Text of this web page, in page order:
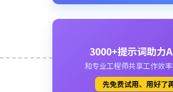
3000+提示词助力
和专业工程师共享工作效
先免费试用、用好了